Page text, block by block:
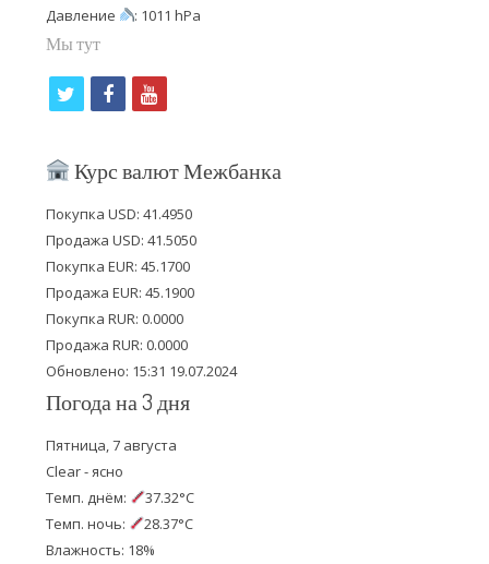
Давление
: 1011 hPa
Мы тут
i
t
e
r
f
b
o
o
k
y
u
b
e
Курс валют Межбанка
Покупка USD: 41.4950
Продажа USD: 41.5050
Покупка EUR: 45.1700
Продажа EUR: 45.1900
Покупка RUR: 0.0000
Продажа RUR: 0.0000
Обновлено: 15:31 19.07.2024
Погода на 3 дня
Пятница, 7 августа
Clear - ясно
Темп. днём:
37.32°C
Темп. ночь:
28.37°C
Влажность: 18%